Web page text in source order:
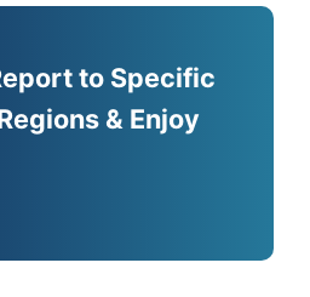
to Specific
& Enjoy